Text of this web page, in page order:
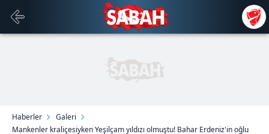
Haberler
Galeri
Mankenler kraliçesiyken Yeşilçam yıldızı olmuştu! Bahar Erdeniz'in oğlu